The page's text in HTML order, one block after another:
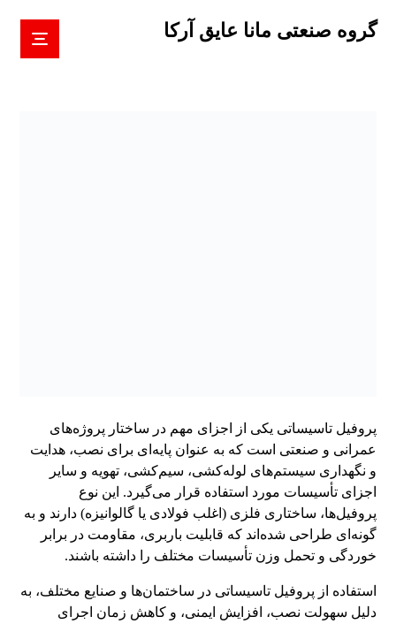
گروه صنعتی مانا عایق آرکا
پروفیل تاسیساتی یکی از اجزای مهم در ساختار پروژه‌های
عمرانی و صنعتی است که به عنوان پایه‌ای برای نصب، هدایت
و نگهداری سیستم‌های لوله‌کشی، سیم‌کشی، تهویه و سایر
اجزای تأسیسات مورد استفاده قرار می‌گیرد. این نوع
پروفیل‌ها، ساختاری فلزی (اغلب فولادی یا گالوانیزه) دارند و به
گونه‌ای طراحی شده‌اند که قابلیت باربری، مقاومت در برابر
خوردگی و تحمل وزن تأسیسات مختلف را داشته باشند.
استفاده از پروفیل تاسیساتی در ساختمان‌ها و صنایع مختلف، به
دلیل سهولت نصب، افزایش ایمنی، و کاهش زمان اجرای